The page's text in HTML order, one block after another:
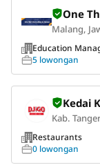
One
Malang,
Education
5 lowongan
Kedai
Kab.
Restaurants
0 lowongan